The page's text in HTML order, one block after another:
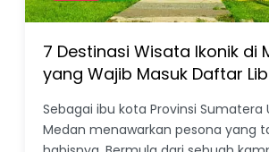
7 Destinasi Wisata Ikonik di
yang Wajib Masuk Daftar
Sebagai ibu kota Provinsi Sumatera
Medan menawarkan pesona yang